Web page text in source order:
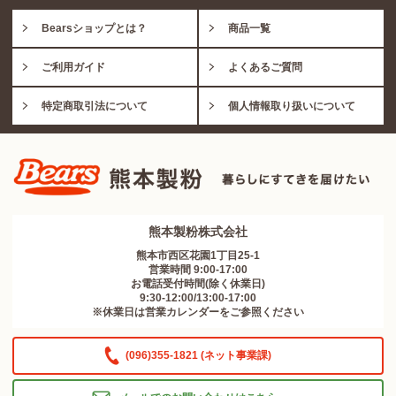
Bearsショップとは？ 商品一覧
ご利用ガイド よくあるご質問
特定商取引法について 個人情報取り扱いについて
熊本製粉株式会社
熊本市西区花園1丁目25-1
営業時間 9:00-17:00
お電話受付時間(除く休業日)
9:30-12:00/13:00-17:00
※休業日は営業カレンダーをご参照ください
(096)355-1821 (ネット事業課)